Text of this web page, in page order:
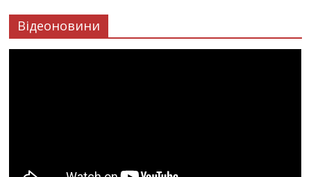
Відеоновини